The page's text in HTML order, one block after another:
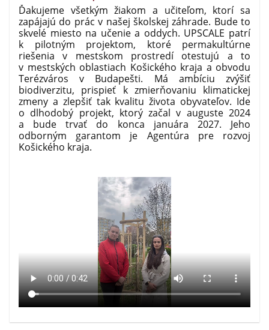
Ďakujeme všetkým žiakom a učiteľom, ktorí sa
zapájajú do prác v našej školskej záhrade. Bude to
skvelé miesto na učenie a oddych. UPSCALE patrí
k pilotným projektom, ktoré permakultúrne
riešenia v mestskom prostredí otestujú a to
v mestských oblastiach Košického kraja a obvodu
Terézváros v Budapešti. Má ambíciu zvýšiť
biodiverzitu, prispieť k zmierňovaniu klimatickej
zmeny a zlepšiť tak kvalitu života obyvateľov. Ide
o dlhodobý projekt, ktorý začal v auguste 2024
a bude trvať do konca januára 2027. Jeho
odborným garantom je Agentúra pre rozvoj
Košického kraja.